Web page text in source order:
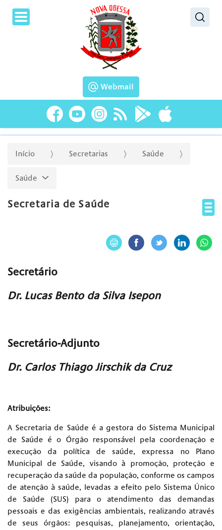
Webmail
Início Secretarias Saúde
Saúde
Secretaria de Saúde
Secretário
Dr. Lucas Bento da Silva Isepon
Secretário-Adjunto
Dr. Carlos Thiago Jirschik da Cruz
Atribuições:
A Secretaria de Saúde é a gestora do Sistema Municipal
de Saúde é o Órgão responsável pela coordenação e
execução da política de saúde, expressa no Plano
Municipal de Saúde, visando à promoção, proteção e
recuperação da saúde da população, conforme os campos
de atenção à saúde, levadas a efeito pelo Sistema Único
de Saúde (SUS) para o atendimento das demandas
pessoais e das exigências ambientais, realizando através
de seus órgãos: pesquisas, planejamento, orientação,